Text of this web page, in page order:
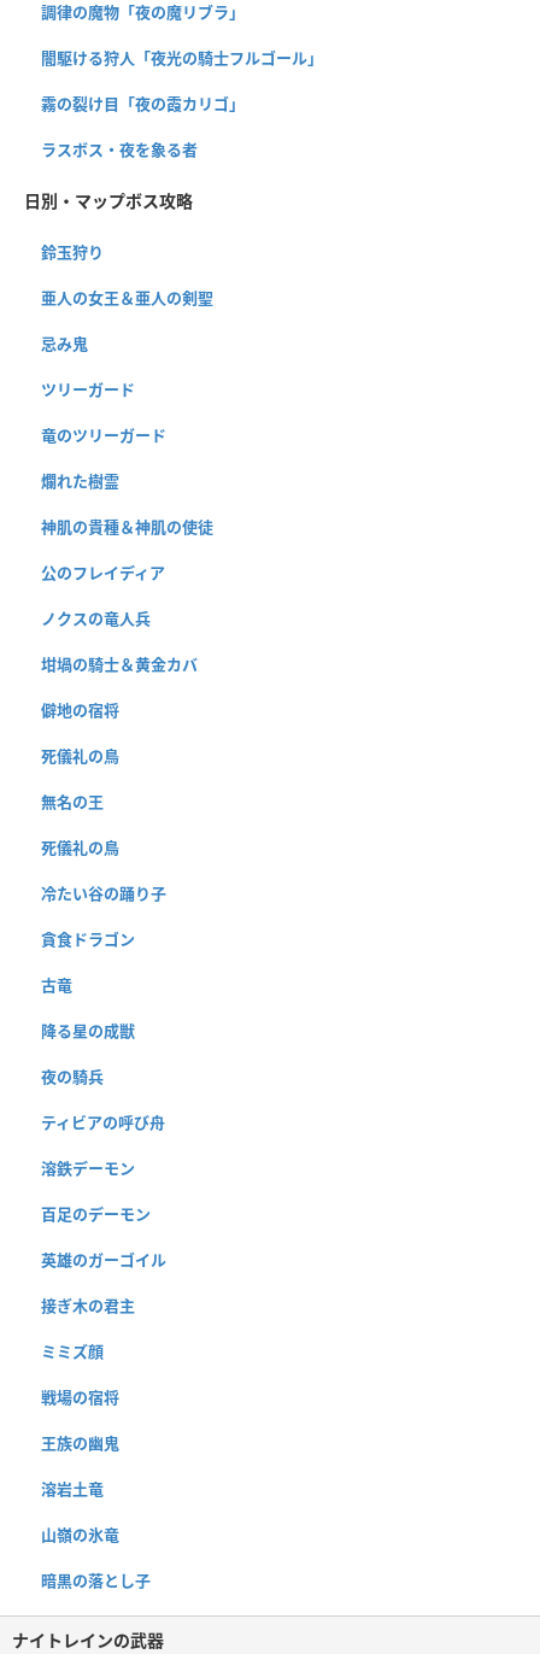
調律の魔物「夜の魔リブラ」
闇駆ける狩人「夜光の騎士フルゴール」
霧の裂け目「夜の霞カリゴ」
ラスボス・夜を象る者
日別・マップボス攻略
鈴玉狩り
亜人の女王＆亜人の剣聖
忌み鬼
ツリーガード
竜のツリーガード
爛れた樹霊
神肌の貴種＆神肌の使徒
公のフレイディア
ノクスの竜人兵
坩堝の騎士＆黄金カバ
僻地の宿将
死儀礼の鳥
無名の王
死儀礼の鳥
冷たい谷の踊り子
貪食ドラゴン
古竜
降る星の成獣
夜の騎兵
ティビアの呼び舟
溶鉄デーモン
百足のデーモン
英雄のガーゴイル
接ぎ木の君主
ミミズ顔
戦場の宿将
王族の幽鬼
溶岩土竜
山嶺の氷竜
暗黒の落とし子
ナイトレインの武器